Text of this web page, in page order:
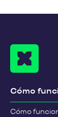
Cómo
Cómo